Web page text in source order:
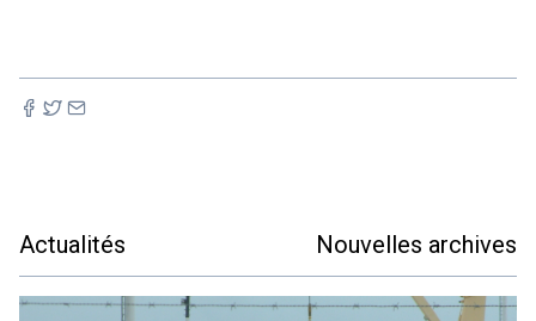
Actualités Nouvelles archives